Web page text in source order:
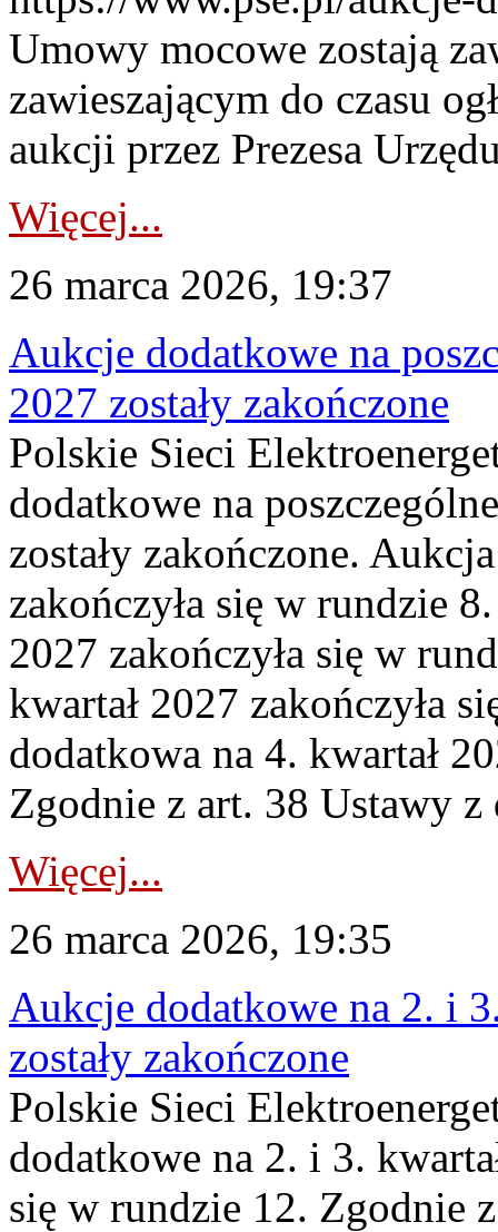
Umowy mocowe zostają
zawieszającym do czasu
aukcji przez Prezesa
Więcej...
26 marca 2026, 19:37
Aukcje dodatkowe na
2027 zostały zakończone
Polskie Sieci
dodatkowe na
zostały zakończone.
zakończyła się w rundzie
2027 zakończyła się w
kwartał 2027 zakończyła
dodatkowa na 4. kwartał
Zgodnie z art. 38 Ustawy
Więcej...
26 marca 2026, 19:35
Aukcje dodatkowe na 2. i
zostały zakończone
Polskie Sieci
dodatkowe na 2. i 3.
się w rundzie 12. Zgodnie